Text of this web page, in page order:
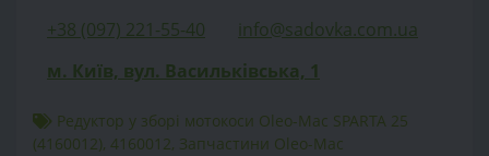
+38 (097) 221-55-40
info@sadovka.com.ua
м. Київ, вул. Васильківська, 1
Редуктор у зборі мотокоси Oleo-Mac SPARTA 25
(4160012), 4160012, Запчастини Oleo-Mac